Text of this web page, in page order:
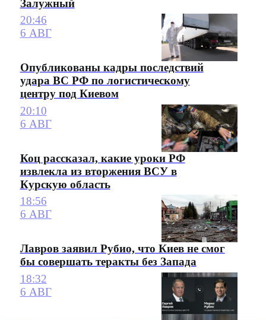
Залужный
20:46
6 АВГ
Опубликованы кадры последствий
удара ВС РФ по логистическому
центру под Киевом
20:10
6 АВГ
Коц рассказал, какие уроки РФ
извлекла из вторжения ВСУ в
Курскую область
18:56
6 АВГ
Лавров заявил Рубио, что Киев не смог
бы совершать теракты без Запада
18:32
6 АВГ